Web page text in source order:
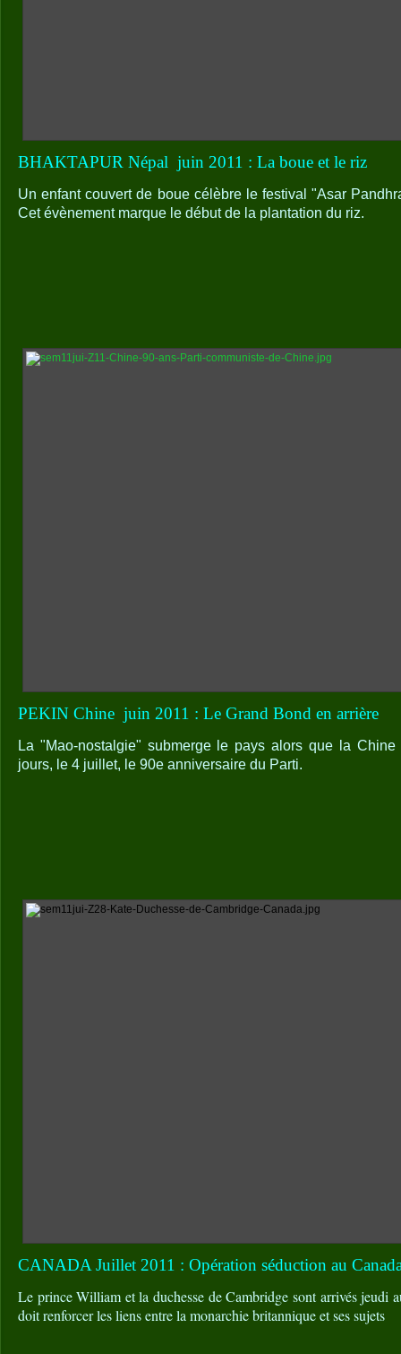
BHAKTAPUR Népal juin 2011 : La boue et le riz
Un enfant couvert de boue célèbre le festival "Asar
Cet évènement marque le début de la plantation du riz.
PEKIN Chine juin 2011 : Le Grand Bond en arrière
La "Mao-nostalgie" submerge le pays alors que la
jours, le 4 juillet, le 90e anniversaire du Parti.
CANADA Juillet 2011 : Opération séduction au
Le prince William et la duchesse de Cambridge sont arrivés jeudi
doit renforcer les liens entre la monarchie britannique et ses sujets